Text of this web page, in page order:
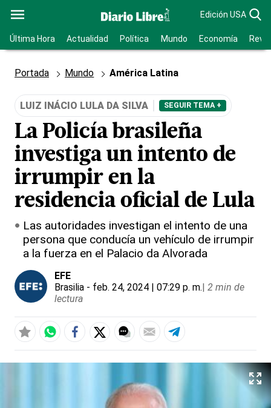
Edición USA
Última Hora Actualidad Política Mundo Economía
Portada Mundo América Latina
LUIZ INÁCIO LULA DA SILVA SEGUIR TEMA +
La Policía brasileña
investiga un intento de
irrumpir en la
residencia oficial de Lula
Las autoridades investigan el intento de una
persona que conducía un vehículo de irrumpir
a la fuerza en el Palacio da Alvorada
EFE
Brasilia - feb. 24, 2024 | 07:29 p. m.| 2 min de
lectura